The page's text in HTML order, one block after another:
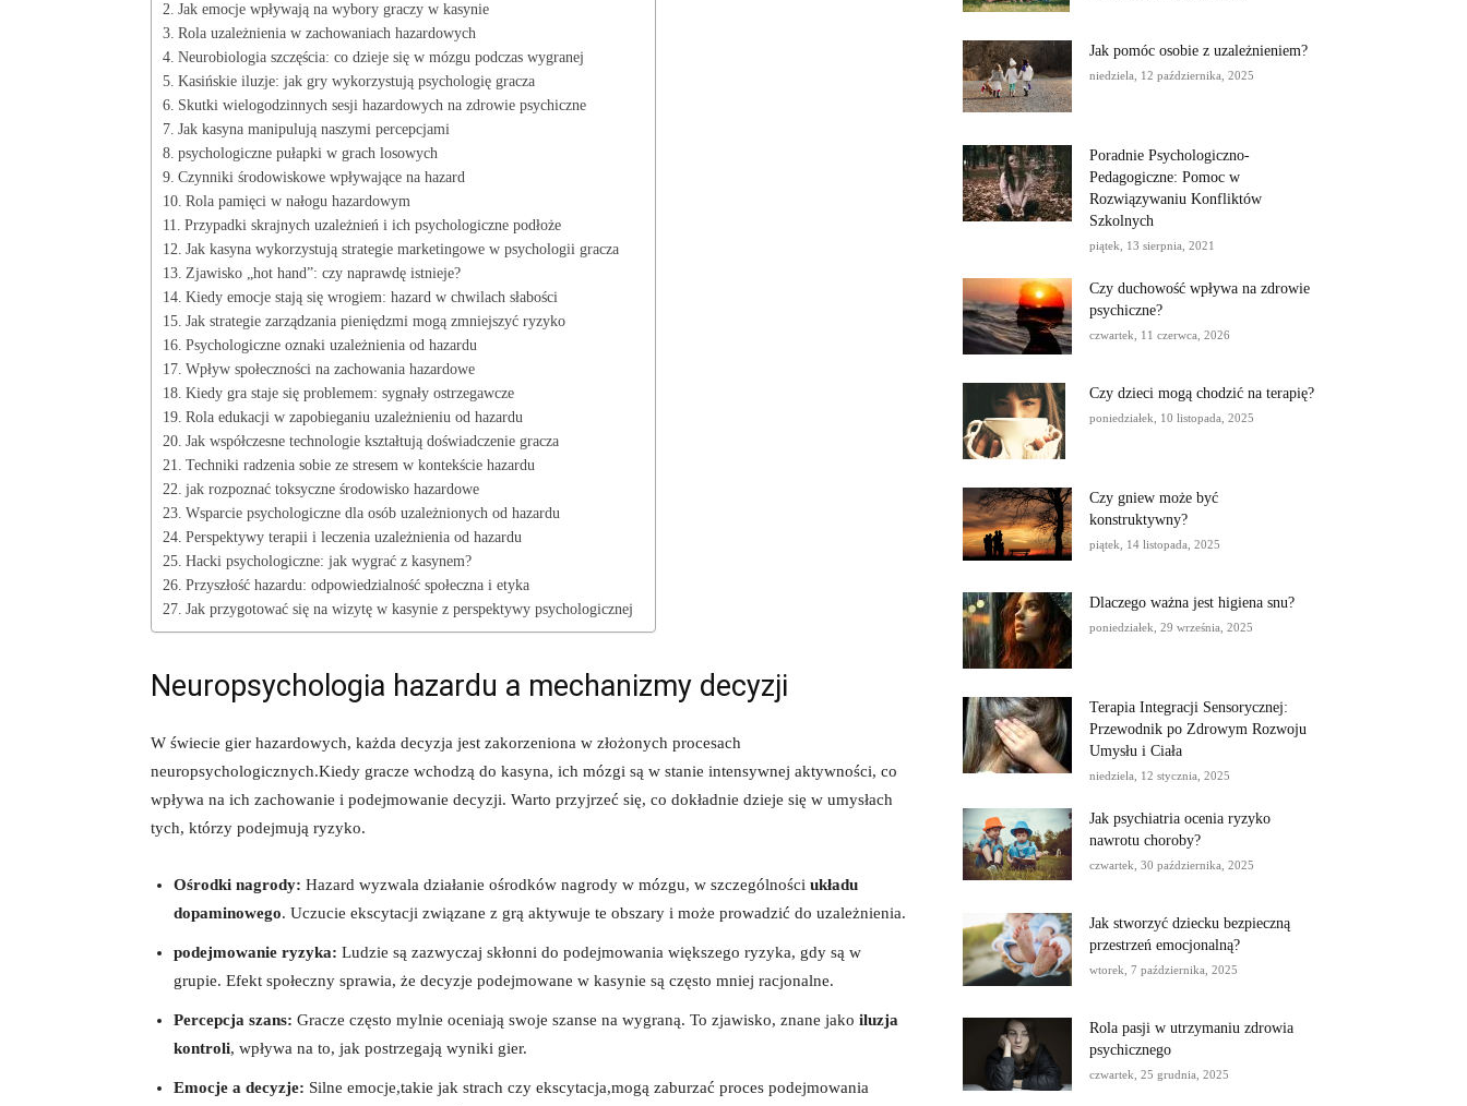
Jak emocje wpływają na wybory graczy w kasynie
Rola uzależnienia w zachowaniach hazardowych
Neurobiologia szczęścia: co dzieje się w mózgu podczas wygranej
Kasińskie iluzje: jak gry wykorzystują psychologię gracza
Skutki wielogodzinnych sesji hazardowych na zdrowie psychiczne
Jak kasyna manipulują naszymi percepcjami
psychologiczne pułapki w grach losowych
Czynniki środowiskowe wpływające na hazard
Rola pamięci w nałogu hazardowym
Przypadki skrajnych uzależnień i ich psychologiczne podłoże
Jak kasyna wykorzystują strategie marketingowe w psychologii gracza
Zjawisko „hot hand”: czy naprawdę istnieje?
Kiedy emocje stają się wrogiem: hazard w chwilach słabości
Jak strategie zarządzania pieniędzmi mogą zmniejszyć ryzyko
Psychologiczne oznaki uzależnienia od hazardu
Wpływ społeczności na zachowania hazardowe
Kiedy gra staje się problemem: sygnały ostrzegawcze
Rola edukacji w zapobieganiu uzależnieniu od hazardu
Jak współczesne technologie kształtują doświadczenie gracza
Techniki radzenia sobie ze stresem w kontekście hazardu
jak rozpoznać toksyczne środowisko hazardowe
Wsparcie psychologiczne dla osób uzależnionych od hazardu
Perspektywy terapii i leczenia uzależnienia od hazardu
Hacki psychologiczne: jak wygrać z kasynem?
Przyszłość hazardu: odpowiedzialność społeczna i etyka
Jak przygotować się na wizytę w kasynie z perspektywy psychologicznej
Neuropsychologia hazardu a mechanizmy decyzji
W świecie gier hazardowych, każda decyzja jest zakorzeniona w złożonych procesach
neuropsychologicznych.Kiedy gracze wchodzą do kasyna, ich mózgi są w stanie intensywnej aktywności, co
wpływa na ich zachowanie i podejmowanie decyzji. Warto przyjrzeć się, co dokładnie dzieje się w umysłach
tych, którzy podejmują ryzyko.
Ośrodki nagrody: Hazard wyzwala działanie ośrodków nagrody w mózgu, w szczególności układu
dopaminowego. Uczucie ekscytacji związane z grą aktywuje te obszary i może prowadzić do uzależnienia.
podejmowanie ryzyka: Ludzie są zazwyczaj skłonni do podejmowania większego ryzyka, gdy są w
grupie. Efekt społeczny sprawia, że decyzje podejmowane w kasynie są często mniej racjonalne.
Percepcja szans: Gracze często mylnie oceniają swoje szanse na wygraną. To zjawisko, znane jako iluzja
kontroli, wpływa na to, jak postrzegają wyniki gier.
Emocje a decyzje: Silne emocje,takie jak strach czy ekscytacja,mogą zaburzać proces podejmowania
Jak pomóc osobie z uzależnieniem?
niedziela, 12 października, 2025
Poradnie Psychologiczno-
Pedagogiczne: Pomoc w
Rozwiązywaniu Konfliktów
Szkolnych
piątek, 13 sierpnia, 2021
Czy duchowość wpływa na zdrowie
psychiczne?
czwartek, 11 czerwca, 2026
Czy dzieci mogą chodzić na terapię?
poniedziałek, 10 listopada, 2025
Czy gniew może być
konstruktywny?
piątek, 14 listopada, 2025
Dlaczego ważna jest higiena snu?
poniedziałek, 29 września, 2025
Terapia Integracji Sensorycznej:
Przewodnik po Zdrowym Rozwoju
Umysłu i Ciała
niedziela, 12 stycznia, 2025
Jak psychiatria ocenia ryzyko
nawrotu choroby?
czwartek, 30 października, 2025
Jak stworzyć dziecku bezpieczną
przestrzeń emocjonalną?
wtorek, 7 października, 2025
Rola pasji w utrzymaniu zdrowia
psychicznego
czwartek, 25 grudnia, 2025